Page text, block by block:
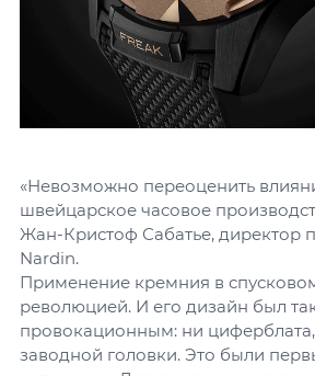
«Невозможно переоценить
швейцарское часовое
Жан-Кристоф Сабатье, директор
Nardin.
Применение кремния в
революцией. И его дизайн был
провокационным: ни циферблата,
заводной головки. Это были